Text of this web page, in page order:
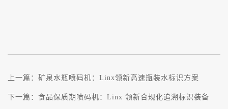
上一篇： 矿泉水瓶喷码机：Linx领新高速瓶装水标识方案
下一篇： 食品保质期喷码机：Linx 领新合规化追溯标识装备